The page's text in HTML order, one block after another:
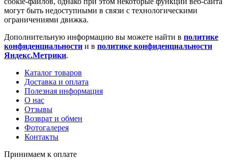
могут быть недоступными в связи с технологическими
ограничениями движка.
Дополнительную информацию вы можете найти в политике
конфиденциальности и в политике конфиденциальности
Яндекс.Метрики.
Каталог товаров
Доставка и оплата
Полезная информация
О нас
Отзывы
Возврат и обмен
Фотогалерея
Контакты
Принимаем к оплате